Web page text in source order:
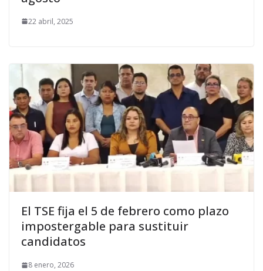
22 abril, 2025
El TSE fija el 5 de febrero como plazo
impostergable para sustituir
candidatos
8 enero, 2026